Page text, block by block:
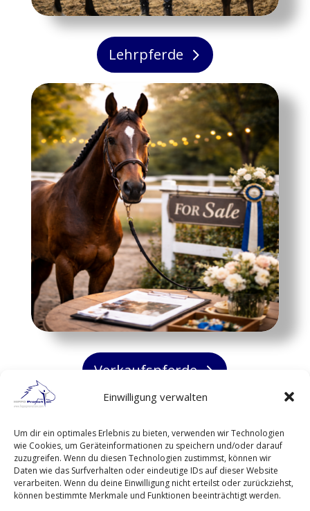
Einwilligung verwalten
Um dir ein optimales Erlebnis zu bieten, verwenden wir Technologien
wie Cookies, um Geräteinformationen zu speichern und/oder darauf
zuzugreifen. Wenn du diesen Technologien zustimmst, können wir
Daten wie das Surfverhalten oder eindeutige IDs auf dieser Website
verarbeiten. Wenn du deine Einwilligung nicht erteilst oder zurückziehst,
können bestimmte Merkmale und Funktionen beeinträchtigt werden.
Lehrpferde
Verkaufspferde
Alter Weg 11 in 36367 Wartenberg
Kontakt
Impressum